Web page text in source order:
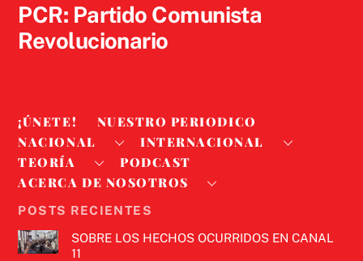
PCR: Partido Comunista
Revolucionario
¡ÚNETE!
NUESTRO PERIODICO
NACIONAL
INTERNACIONAL
TEORÍA
PODCAST
ACERCA DE NOSOTROS
POSTS RECIENTES
SOBRE LOS HECHOS OCURRIDOS EN CANAL
11